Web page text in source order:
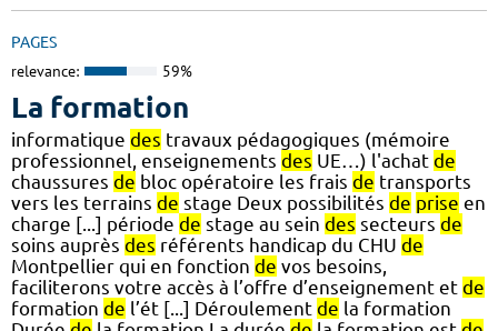
PAGES
relevance: 59%
La formation
informatique des travaux pédagogiques (mémoire
professionnel, enseignements des UE…) l'achat de
chaussures de bloc opératoire les frais de transports
vers les terrains de stage Deux possibilités de prise en
charge [...] période de stage au sein des secteurs de
soins auprès des référents handicap du CHU de
Montpellier qui en fonction de vos besoins,
faciliterons votre accès à l’offre d’enseignement et de
formation de l’ét [...] Déroulement de la formation